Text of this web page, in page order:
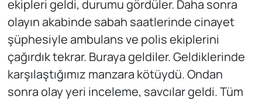
ekipleri geldi, durumu gördüler. Daha sonra
olayın akabinde sabah saatlerinde cinayet
şüphesiyle ambulans ve polis ekiplerini
çağırdık tekrar. Buraya geldiler. Geldiklerinde
karşılaştığımız manzara kötüydü. Ondan
sonra olay yeri inceleme, savcılar geldi. Tüm